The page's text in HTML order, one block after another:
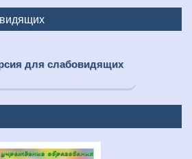
для слабовидящих